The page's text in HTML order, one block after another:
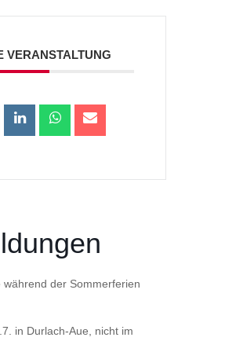
VERANSTALTUNG
der Sommerferien
in Durlach-Aue, nicht im